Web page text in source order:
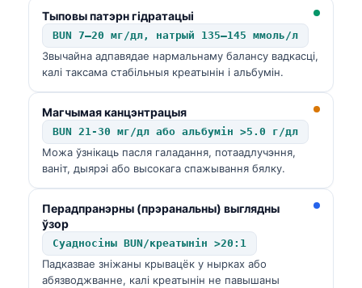
Тыповы патэрн гідратацыі
BUN 7–20 мг/дл, натрый 135–145 ммоль/л
Звычайна адпавядае нармальнаму балансу вадкасці,
калі таксама стабільныя креатынін і альбумін.
Магчымая канцэнтрацыя
BUN 21-30 мг/дл або альбумін >5.0 г/дл
Можа ўзнікаць пасля галадання, потаадлучэння,
ваніт, дыярэі або высокага спажывання бялку.
Перадпранэрны (прэранальны) выглядны
ўзор
Суадносіны BUN/креатынін >20:1
Падказвае зніжаны крывацёк у нырках або
абязводжванне, калі креатынін не павышаны